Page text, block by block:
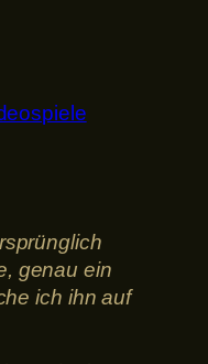
genau ein
ich ihn auf